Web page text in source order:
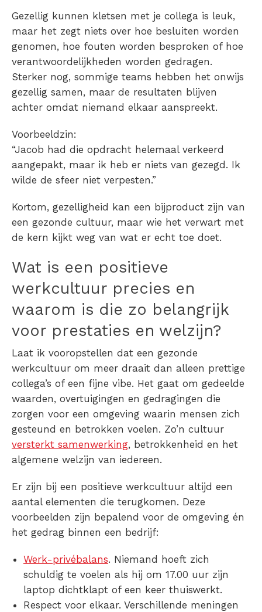
Gezellig kunnen kletsen met je collega is leuk,
maar het zegt niets over hoe besluiten worden
genomen, hoe fouten worden besproken of hoe
verantwoordelijkheden worden gedragen.
Sterker nog, sommige teams hebben het onwijs
gezellig samen, maar de resultaten blijven
achter omdat niemand elkaar aanspreekt.
Voorbeeldzin:
“Jacob had die opdracht helemaal verkeerd
aangepakt, maar ik heb er niets van gezegd. Ik
wilde de sfeer niet verpesten.”
Kortom, gezelligheid kan een bijproduct zijn van
een gezonde cultuur, maar wie het verwart met
de kern kijkt weg van wat er echt toe doet.
Wat is een positieve
werkcultuur precies en
waarom is die zo belangrijk
voor prestaties en welzijn?
Laat ik vooropstellen dat een gezonde
werkcultuur om meer draait dan alleen prettige
collega’s of een fijne vibe. Het gaat om gedeelde
waarden, overtuigingen en gedragingen die
zorgen voor een omgeving waarin mensen zich
gesteund en betrokken voelen. Zo’n cultuur
versterkt samenwerking, betrokkenheid en het
algemene welzijn van iedereen.
Er zijn bij een positieve werkcultuur altijd een
aantal elementen die terugkomen. Deze
voorbeelden zijn bepalend voor de omgeving én
het gedrag binnen een bedrijf:
Werk-privébalans. Niemand hoeft zich
schuldig te voelen als hij om 17.00 uur zijn
laptop dichtklapt of een keer thuiswerkt.
Respect voor elkaar. Verschillende meningen